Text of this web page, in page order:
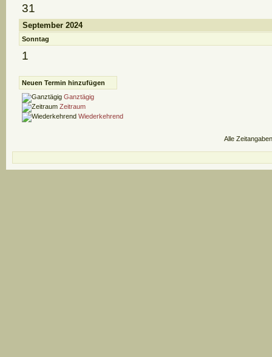
31
September 2024
Sonntag
1
Neuen Termin hinzufügen
Ganztägig
Zeitraum
Wiederkehrend
Alle